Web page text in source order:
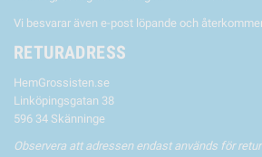
Vi besvarar även e-post löpande och
RETURADRESS
HemGrossisten.se
Linköpingsgatan 38
596 34 Skänninge
Observera att adressen endast används för